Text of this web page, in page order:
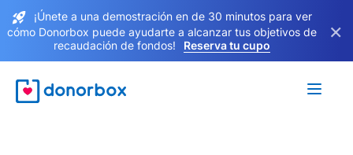
¡Únete a una demostración en de 30 minutos para ver
cómo Donorbox puede ayudarte a alcanzar tus objetivos de
recaudación de fondos!
Reserva tu cupo
×